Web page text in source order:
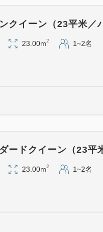
クイーン（23平米／
23.00m2 1~2名
ードクイーン（23平
23.00m2 1~2名